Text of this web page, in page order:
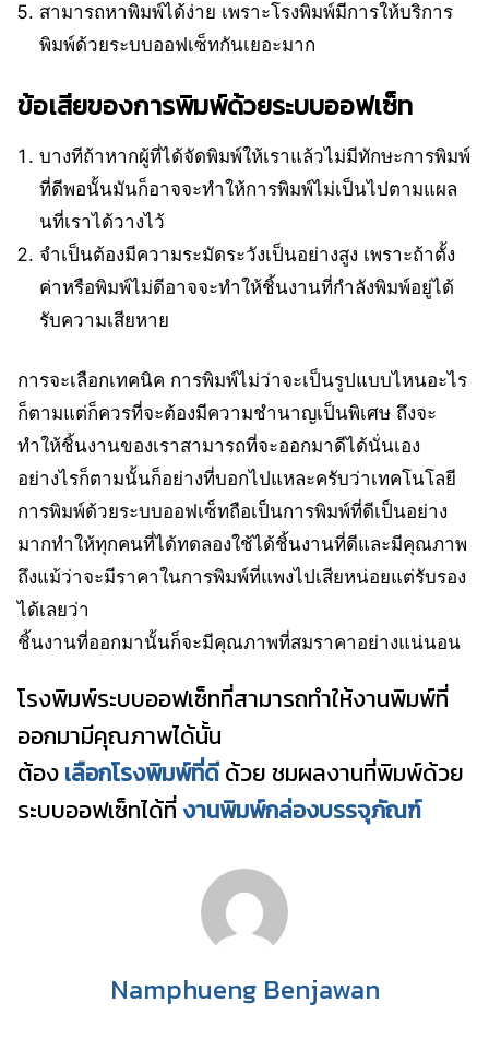
สามารถหาพิมพ์ได้ง่าย เพราะโรงพิมพ์มีการให้บริการ
พิมพ์ด้วยระบบออฟเซ็ทกันเยอะมาก
ข้อเสียของการพิมพ์ด้วยระบบออฟเซ็ท
บางทีถ้าหากผู้ที่ได้จัดพิมพ์ให้เราแล้วไม่มีทักษะการพิมพ์
ที่ดีพอนั้นมันก็อาจจะทำให้การพิมพ์ไม่เป็นไปตามแผล
นที่เราได้วางไว้
จำเป็นต้องมีความระมัดระวังเป็นอย่างสูง เพราะถ้าตั้ง
ค่าหรือพิมพ์ไม่ดีอาจจะทำให้ชิ้นงานที่กำลังพิมพ์อยู่ได้
รับความเสียหาย
การจะเลือกเทคนิค การพิมพ์ไม่ว่าจะเป็นรูปแบบไหนอะไร
ก็ตามแต่ก็ควรที่จะต้องมีความชำนาญเป็นพิเศษ ถึงจะ
ทำให้ชิ้นงานของเราสามารถที่จะออกมาดีได้นั่นเอง
อย่างไรก็ตามนั้นก็อย่างที่บอกไปแหละครับว่าเทคโนโลยี
การพิมพ์ด้วยระบบออฟเซ็ทถือเป็นการพิมพ์ที่ดีเป็นอย่าง
มากทำให้ทุกคนที่ได้ทดลองใช้ได้ชิ้นงานที่ดีและมีคุณภาพ
ถึงแม้ว่าจะมีราคาในการพิมพ์ที่แพงไปเสียหน่อยแต่รับรอง
ได้เลยว่า
ชิ้นงานที่ออกมานั้นก็จะมีคุณภาพที่สมราคาอย่างแน่นอน
โรงพิมพ์ระบบออฟเซ็ทที่สามารถทำให้งานพิมพ์ที่
ออกมามีคุณภาพได้นั้น
ต้องเลือกโรงพิมพ์ที่ดีด้วย ชมผลงานที่พิมพ์ด้วย
ระบบออฟเซ็ทได้ที่งานพิมพ์กล่องบรรจุภัณฑ์
Namphueng Benjawan